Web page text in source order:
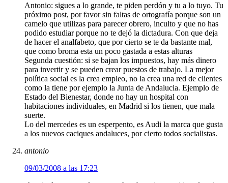
Antonio: sigues a lo grande, te piden perdón y tu a lo tuyo. Tu
próximo post, por favor sin faltas de ortografía porque son un
camelo que utilizas para parecer obrero, inculto y que no has
podido estudiar porque no te dejó la dictadura. Con que deja
de hacer el analfabeto, que por cierto se te da bastante mal,
que como broma esta un poco gastada a estas alturas
Segunda cuestión: si se bajan los impuestos, hay más dinero
para invertir y se pueden crear puestos de trabajo. La mejor
política social es la crea empleo, no la crea una red de clientes
como la tiene por ejemplo la Junta de Andalucia. Ejemplo de
Estado del Bienestar, donde no hay un hospital con
habitaciones individuales, en Madrid si los tienen, que mala
suerte.
Lo del mercedes es un esperpento, es Audi la marca que gusta
a los nuevos caciques andaluces, por cierto todos socialistas.
antonio
09/03/2008 a las 17:23